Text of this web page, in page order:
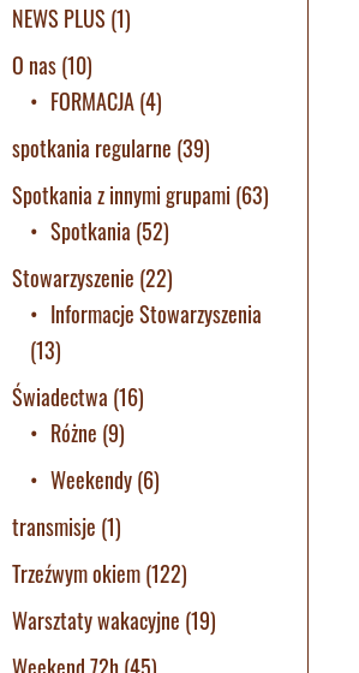
NEWS PLUS (1)
O nas(10)
FORMACJA(4)
spotkania regularne (39)
Spotkania z innymi grupami (63)
Spotkania (52)
Stowarzyszenie (22)
Informacje Stowarzyszenia
(13)
Świadectwa (16)
Różne (9)
Weekendy(6)
transmisje (1)
Trzeźwym okiem(122)
Warsztaty wakacyjne (19)
Weekend 72h(45)